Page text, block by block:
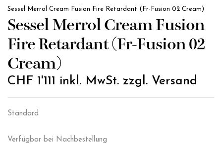
Sessel Merrol Cream Fusion Fire Retardant (Fr-Fusion 02 Cream)
Sessel Merrol Cream Fusion
Fire Retardant (Fr-Fusion 02
Cream)
CHF 1'111 inkl. MwSt. zzgl. Versand
Standard
Verfügbar bei Nachbestellung